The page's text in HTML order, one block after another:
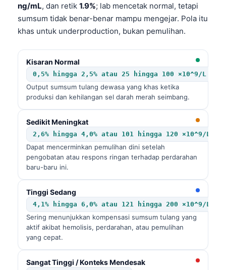
ng/mL, dan retik 1.9%; lab mencetak normal, tetapi
sumsum tidak benar-benar mampu mengejar. Pola itu
khas untuk underproduction, bukan pemulihan.
Kisaran Normal
0,5% hingga 2,5% atau 25 hingga 100 ×10^9/L
Output sumsum tulang dewasa yang khas ketika
produksi dan kehilangan sel darah merah seimbang.
Sedikit Meningkat
2,6% hingga 4,0% atau 101 hingga 120 ×10^9/L
Dapat mencerminkan pemulihan dini setelah
pengobatan atau respons ringan terhadap perdarahan
baru-baru ini.
Tinggi Sedang
4,1% hingga 6,0% atau 121 hingga 200 ×10^9/L
Sering menunjukkan kompensasi sumsum tulang yang
aktif akibat hemolisis, perdarahan, atau pemulihan
yang cepat.
Sangat Tinggi / Konteks Mendesak